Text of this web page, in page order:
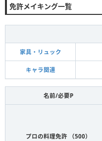
免許メイキング一覧
家具・リュック
キャラ関連
名前/必要P
プロの料理免許 （500）